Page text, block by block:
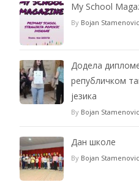
My School
By Bojan Stamenovic
Додела
републичком
језика
By Bojan Stamenovic
Дан школе
By Bojan Stamenovic